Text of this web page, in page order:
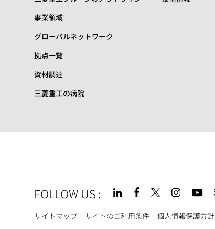
事業領域
グローバルネットワーク
拠点一覧
資材調達
三菱重工の病院
FOLLOW US :
Footer
サイトマップ サイトのご利用条件 個人情報保護方針